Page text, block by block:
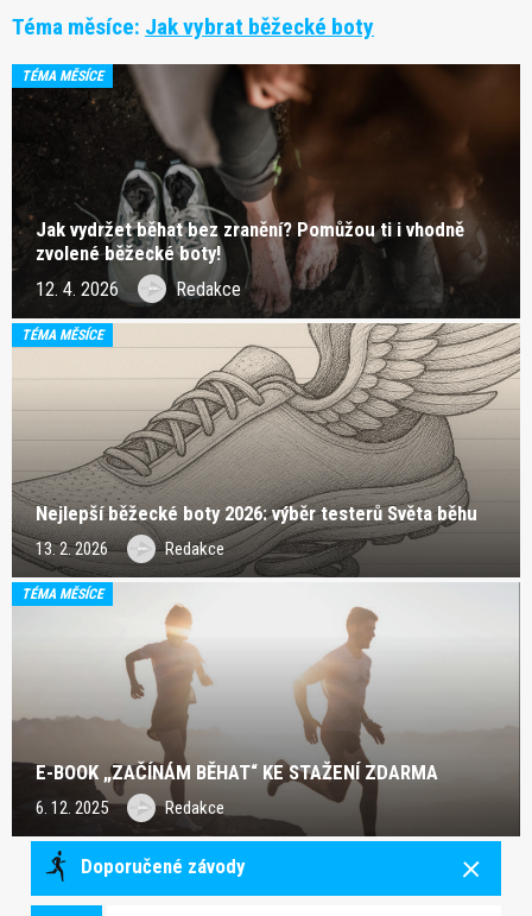
Téma měsíce: Jak vybrat běžecké boty
TÉMA MĚSÍCE
Jak vydržet běhat bez zranění? Pomůžou ti i vhodně
zvolené běžecké boty!
12. 4. 2026 Redakce
TÉMA MĚSÍCE
Nejlepší běžecké boty 2026: výběr testerů Světa běhu
13. 2. 2026 Redakce
TÉMA MĚSÍCE
E-BOOK „ZAČÍNÁM BĚHAT“ KE STAŽENÍ ZDARMA
6. 12. 2025 Redakce
Doporučené závody